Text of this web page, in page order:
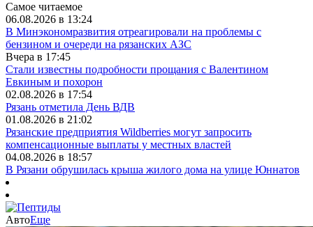
Самое читаемое
06.08.2026 в 13:24
В Минэкономразвития отреагировали на проблемы с
бензином и очереди на рязанских АЗС
Вчера в 17:45
Стали известны подробности прощания с Валентином
Евкиным и похорон
02.08.2026 в 17:54
Рязань отметила День ВДВ
01.08.2026 в 21:02
Рязанские предприятия Wildberries могут запросить
компенсационные выплаты у местных властей
04.08.2026 в 18:57
В Рязани обрушилась крыша жилого дома на улице Юннатов
АвтоЕще